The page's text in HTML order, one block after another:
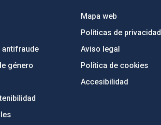
antifraude
género
Mapa web
Políticas de privacidad
Aviso legal
Política de cookies
Accesibilidad